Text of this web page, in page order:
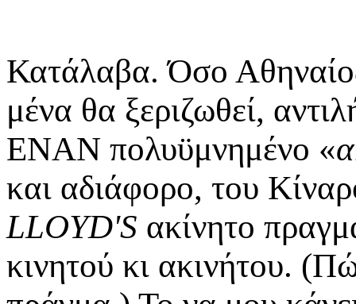
Κατάλαβα. Όσο
μένα θα ξεριζωθεί,
ΕΝΑΝ πολυϋμνημένο «
και αδιάφορο, του
LLOYD'S ακίνητο
κινητού κι ακινήτου.